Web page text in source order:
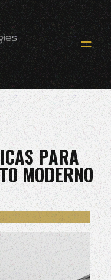
PARA
MODERNO